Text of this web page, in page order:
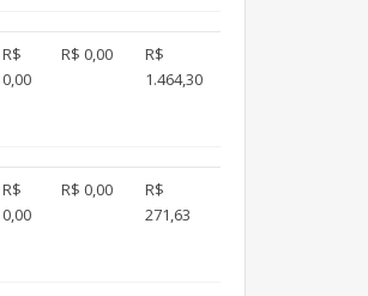
R$
0,00
R$ 0,00
R$
1.464,30
R$
0,00
R$ 0,00
R$
271,63